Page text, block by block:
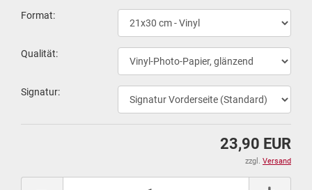
For­mat:
Qua­li­tät:
Si­gna­tur:
23,90 EUR
zzgl. Versand